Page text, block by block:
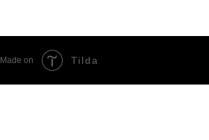
Made on Tilda